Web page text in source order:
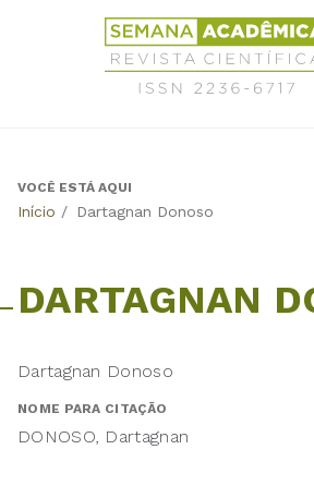
Revista
Científica
Semana
6717
Back
VOCÊ ESTÁ AQUI
Início / Dartagnan Donoso
DARTAGNAN
Dartagnan Donoso
NOME PARA CITAÇÃO
DONOSO, Dartagnan